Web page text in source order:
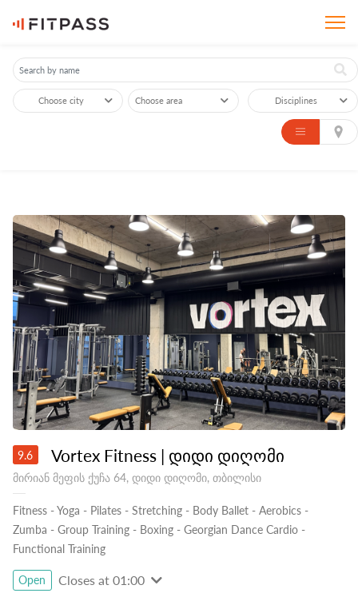
Choose city Choose area Disciplines
9.6 Vortex Fitness | დიდი დიღომი
მირიან მეფის ქუჩა 64, დიდი დიღომი, თბილისი
Fitness -Yoga - Pilates - Stretching - Body Ballet - Aerobics -
Zumba - Group Training - Boxing - Georgian Dance Cardio -
Functional Training
Open Closes at 01:00